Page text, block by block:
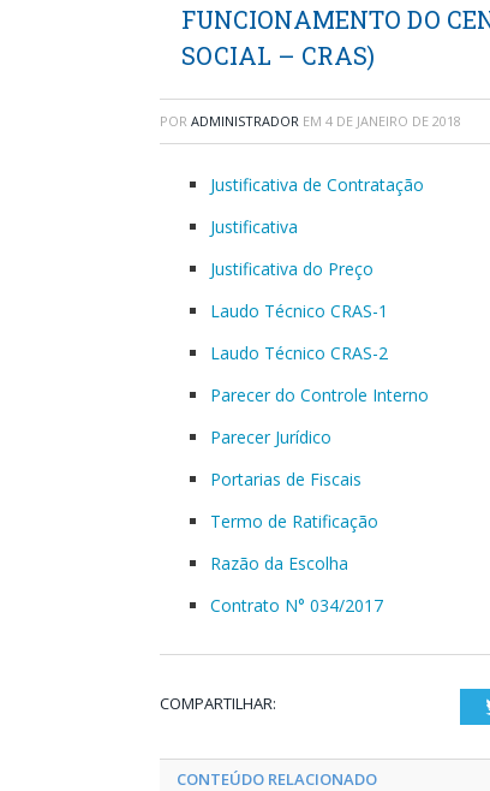
FUNCIONAMENTO DO
SOCIAL – CRAS)
POR ADMINISTRADOR EM 4 DE JANEIRO DE 2018
Justificativa de Contratação
Justificativa
Justificativa do Preço
Laudo Técnico CRAS-1
Laudo Técnico CRAS-2
Parecer do Controle Interno
Parecer Jurídico
Portarias de Fiscais
Termo de Ratificação
Razão da Escolha
Contrato N° 034/2017
COMPARTILHAR:
CONTEÚDO RELACIONADO